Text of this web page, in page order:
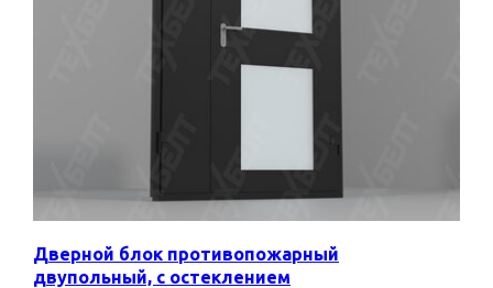
Дверной блок противопожарный
двупольный, с остеклением